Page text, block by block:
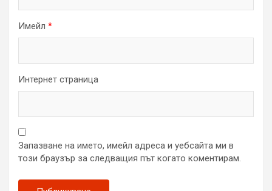
Имейл *
Интернет страница
Запазване на името, имейл адреса и уебсайта ми в
този браузър за следващия път когато коментирам.